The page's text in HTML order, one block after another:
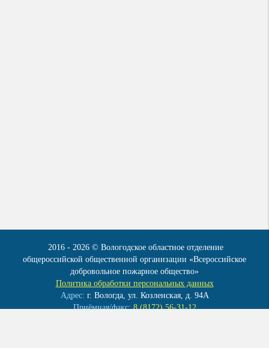
2016 - 2026 © Вологодское областное отделение
общероссийской общественной организации «Всероссийское
добровольное пожарное общество»
Политика обработки персональных данных
Адрес: г. Вологда, ул. Козленская, д. 94А
Приёмная/факс:8 (8172) 56-31-12